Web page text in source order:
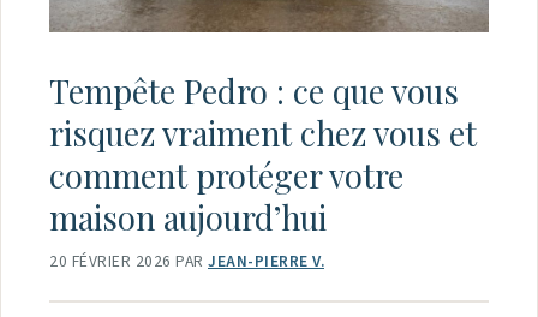
Tempête Pedro : ce que vous
risquez vraiment chez vous et
comment protéger votre
maison aujourd’hui
20 FÉVRIER 2026 PAR JEAN-PIERRE V.